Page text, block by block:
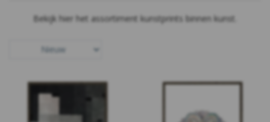
Bekijk hier het assortiment kunstprints binnen kunst.